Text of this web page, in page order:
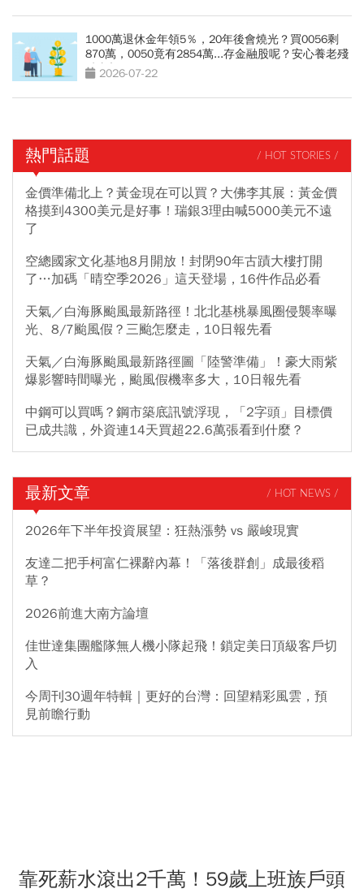
1000萬退休金年領5％，20年後會燒光？買0056剩
870萬，0050竟有2854萬...存金融股呢？安心養老殘
酷真相
2026-07-22
熱門話題 / HOT STORIES /
金價準備北上？黃金現在可以買？大佛李其展：黃金價
格摸到4300美元是好事！瑞銀3理由喊5000美元不遠
了
空總國家文化基地8月開放！封閉90年古蹟大樓打開
了…加碼「晴空季2026」這天登場，16件作品必看
天氣／白海豚颱風最新路徑！北北基桃暴風圈侵襲率曝
光、8/7颱風假？三颱怎麼走，10日報先看
天氣／白海豚颱風最新路徑圖「陸警準備」！豪大雨紫
爆影響時間曝光，颱風假機率多大，10日報先看
中鋼可以買嗎？鋼市築底訊號浮現，「2字頭」目標價
已成共識，外資連14天買超22.6萬張看到什麼？
最新文章 / HOT NEWS /
2026年下半年投資展望：狂熱漲勢 vs 嚴峻現實
友達二把手柯富仁裸辭內幕！「落後群創」成最後稻
草？
2026前進大南方論壇
佳世達集團艦隊無人機小隊起飛！鎖定美日頂級客戶切
入
今周刊30週年特輯｜更好的台灣：回望精彩風雲，預
見前瞻行動
靠死薪水滾出2千萬！59歲上班族戶頭